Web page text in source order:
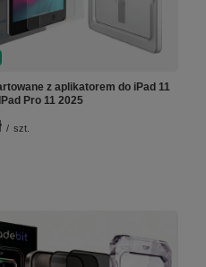
z aplikatorem do iPad 11
Pro 11 2025
/ szt.